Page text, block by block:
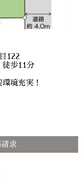
122
徒歩11分
境充実！
求